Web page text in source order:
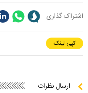
اشتراک گذاری
کپی لینک
ارسال نظرات